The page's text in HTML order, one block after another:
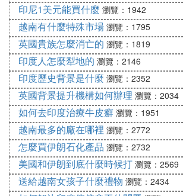
印尼1美元能買什麼 瀏覽：1942
越南有什麼特殊市場 瀏覽：1795
英國貴族怎麼消亡的 瀏覽：1819
印度人怎麼犁地的 瀏覽：2146
印度歷史背景是什麼 瀏覽：2352
英國背景提升機構如何辦理 瀏覽：2034
如何去印度治療牛皮癬 瀏覽：1951
越南最多的廠在哪裡 瀏覽：2772
怎麼買伊朗石化產品 瀏覽：2732
美國和伊朗到底什麼時候打 瀏覽：2569
送給越南女孩子什麼禮物 瀏覽：2434